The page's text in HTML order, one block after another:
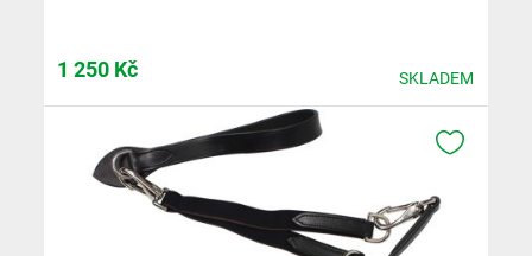
1 250 Kč SKLADEM